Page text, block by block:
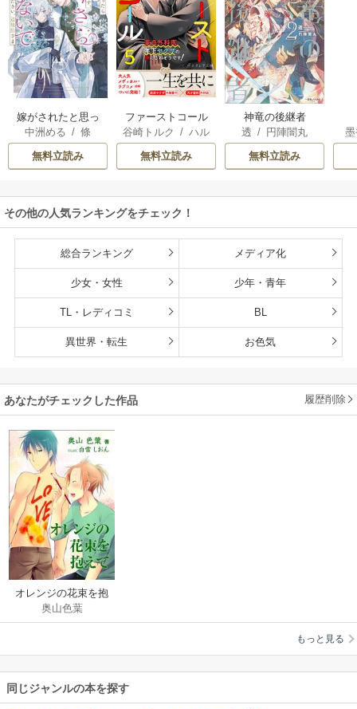
嫁がされたと思っ
たら放置されたの
で、好きに暮らし
ます。だから今さ
さい、辺境伯さま
中洲める /條
無料立読み
ファーストコール
～童貞外科医、年
下ヤクザの嫁にさ
れそうです！～
谷崎トルク /ハル
無料立読み
神竜の後継者
透 / 円陣闇丸
無料立読み
その他の人気ランキングをチェック！
総合ランキング メディア化
少女・女性 少年・青年
TL・レディコミ BL
異世界・転生 お色気
あなたがチェックした作品 履歴削除
オレンジの花束を抱
えて
奥山色葉
もっと見る
同じジャンルの本を探す